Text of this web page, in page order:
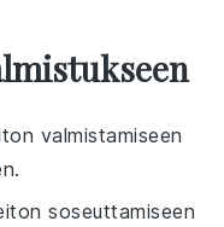
valmistamiseen
soseuttamiseen